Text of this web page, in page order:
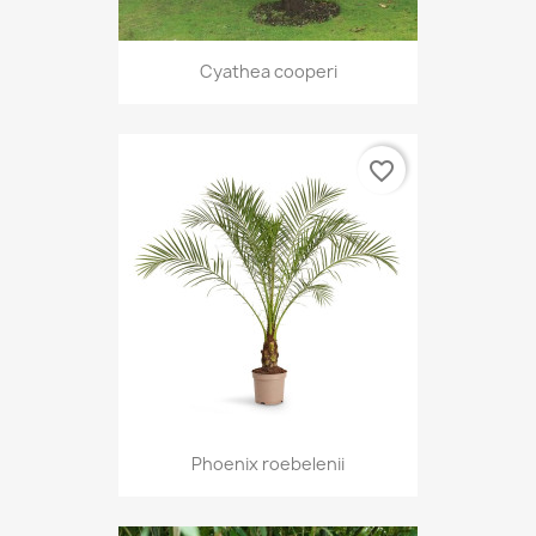
Cyathea cooperi
Phoenix roebelenii
favorite_border